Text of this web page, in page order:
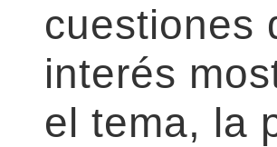
cuestiones
interés
el tema, la